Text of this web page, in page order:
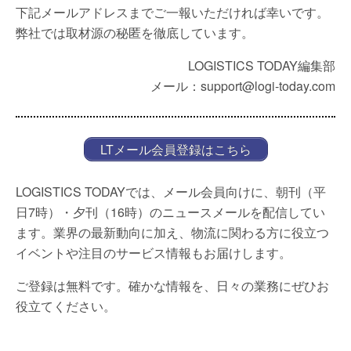
下記メールアドレスまでご一報いただければ幸いです。
弊社では取材源の秘匿を徹底しています。
LOGISTICS TODAY編集部
メール：support@logi-today.com
LTメール会員登録はこちら
LOGISTICS TODAYでは、メール会員向けに、朝刊（平
日7時）・夕刊（16時）のニュースメールを配信してい
ます。業界の最新動向に加え、物流に関わる方に役立つ
イベントや注目のサービス情報もお届けします。
ご登録は無料です。確かな情報を、日々の業務にぜひお
役立てください。